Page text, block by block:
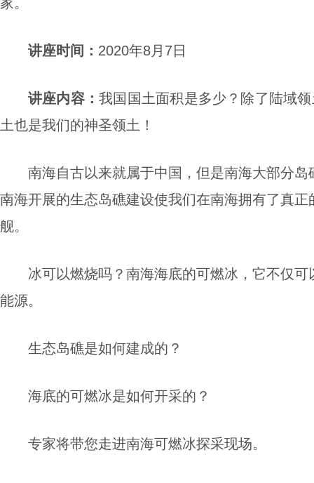
讲座时间： 2020年8月7日
讲座内容：我国国土面积是多少？除了陆域
土也是我们的神圣领土！
南海自古以来就属于中国，但是南海大部分
南海开展的生态岛礁建设使我们在南海拥有了真
舰。
冰可以燃烧吗？南海海底的可燃冰，它不仅
能源。
生态岛礁是如何建成的？
海底的可燃冰是如何开采的？
专家将带您走进南海可燃冰探采现场。